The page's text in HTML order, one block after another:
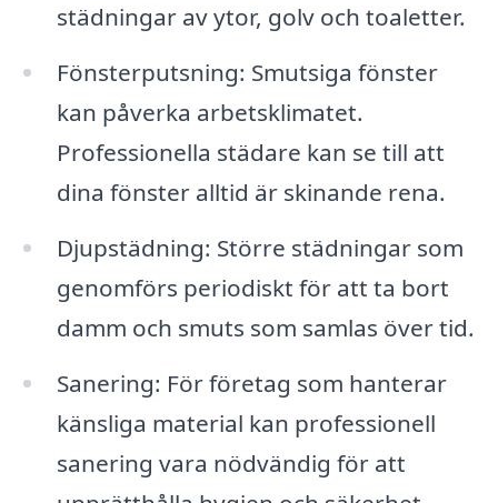
städningar av ytor, golv och toaletter.
Fönsterputsning: Smutsiga fönster
kan påverka arbetsklimatet.
Professionella städare kan se till att
dina fönster alltid är skinande rena.
Djupstädning: Större städningar som
genomförs periodiskt för att ta bort
damm och smuts som samlas över tid.
Sanering: För företag som hanterar
känsliga material kan professionell
sanering vara nödvändig för att